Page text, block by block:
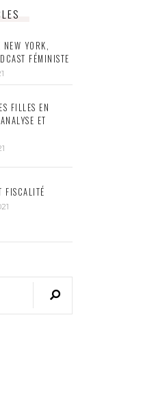
NEW YORK,
FÉMINISTE
FILLES EN
ET
FISCALITÉ